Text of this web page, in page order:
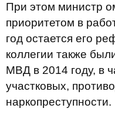
При этом министр
приоритетом в
год остается его
коллегии также
МВД в 2014 году, в
участковых,
наркопреступности.